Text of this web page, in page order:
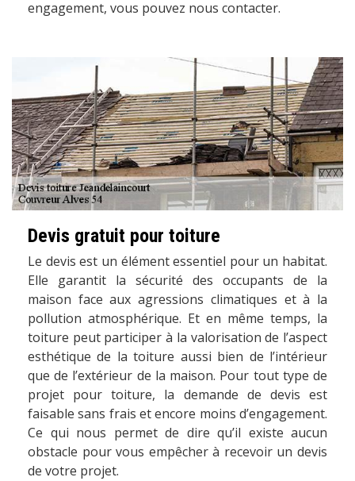
engagement, vous pouvez nous contacter.
Devis gratuit pour toiture
Le devis est un élément essentiel pour un habitat.
Elle garantit la sécurité des occupants de la
maison face aux agressions climatiques et à la
pollution atmosphérique. Et en même temps, la
toiture peut participer à la valorisation de l’aspect
esthétique de la toiture aussi bien de l’intérieur
que de l’extérieur de la maison. Pour tout type de
projet pour toiture, la demande de devis est
faisable sans frais et encore moins d’engagement.
Ce qui nous permet de dire qu’il existe aucun
obstacle pour vous empêcher à recevoir un devis
de votre projet.